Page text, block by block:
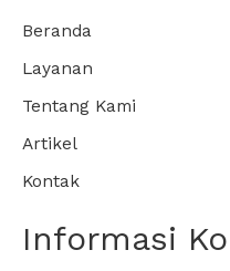
Beranda
Layanan
Tentang Kami
Artikel
Kontak
Informasi